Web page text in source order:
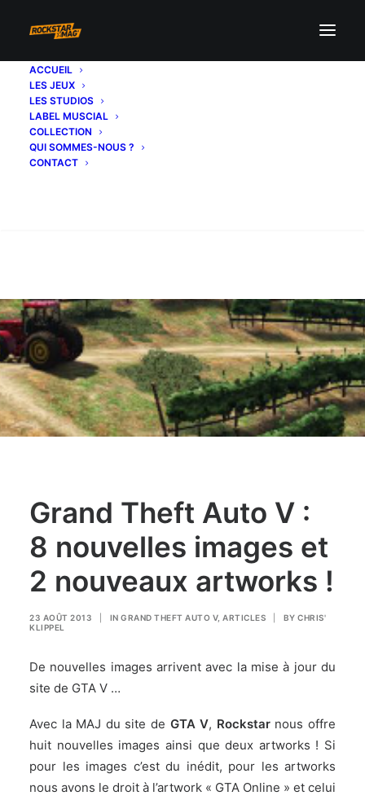
ACCUEIL
LES JEUX
LES STUDIOS
LABEL MUSCIAL
COLLECTION
QUI SOMMES-NOUS ?
CONTACT
Grand Theft Auto V :
8 nouvelles images et
2 nouveaux artworks !
23 AOÛT 2013 IN GRAND THEFT AUTO V, ARTICLES BY CHRIS'
KLIPPEL
De nouvelles images arrivent avec la mise à jour du
site de GTA V …
Avec la MAJ du site de GTA V, Rockstarnous offre
huit nouvelles images ainsi que deux artworks ! Si
pour les images c’est du inédit, pour les artworks
nous avons le droit à l’artwork « GTA Online » et celui